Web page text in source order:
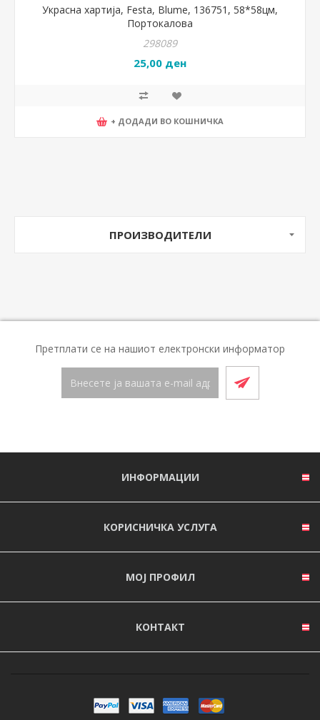
Украсна хартија, Festa, Blume, 136751, 58*58цм,
Портокалова
298089
25,00 ден
+ ДОДАДИ ВО КОШНИЧКА
ПРОИЗВОДИТЕЛИ
Претплати се на нашиот електронски информатор
ИНФОРМАЦИИ
КОРИСНИЧКА УСЛУГА
МОЈ ПРОФИЛ
КОНТАКТ